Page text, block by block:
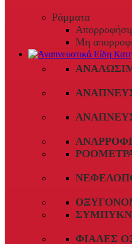
Ράμματα
Μη
ΦΙΆΛΕΣ